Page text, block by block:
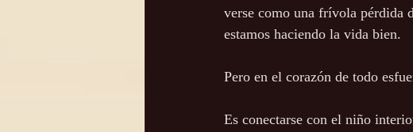
Autocuidado Consciencia
verse como una frívola pérdida
estamos haciendo la vida bien.
Pero en el corazón de todo
Es conectarse con el niño